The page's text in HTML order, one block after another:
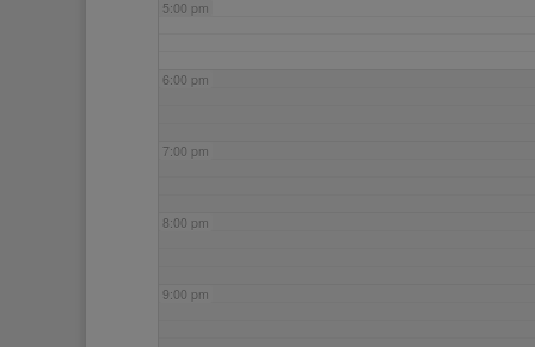
5:00 pm
6:00 pm
7:00 pm
8:00 pm
9:00 pm